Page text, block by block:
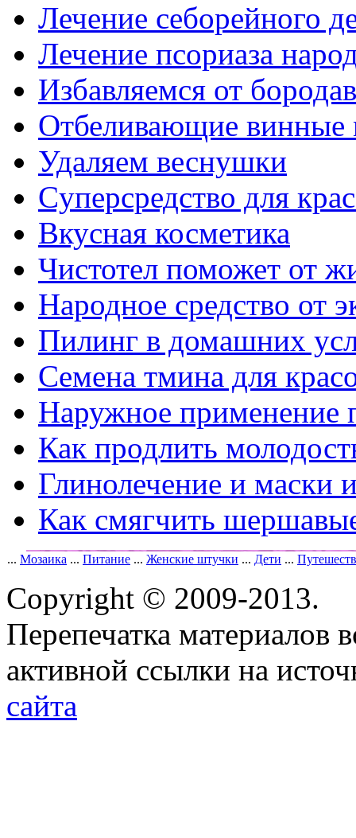
Лечение себорейного
Лечение псориаза
Избавляемся от
Отбеливающие
Удаляем веснушки
Cуперсредство для
Вкусная косметика
Чистотел поможет от
Народное средство от
Пилинг в домашних
Семена тмина для
Наружное применение
Как продлить
Глинолечение и маски
Как смягчить
... Мозаика ... Питание ... Женские штучки ... Дети ...
Copyright © 2009-2013.
Перепечатка материалов
активной ссылки на
сайта